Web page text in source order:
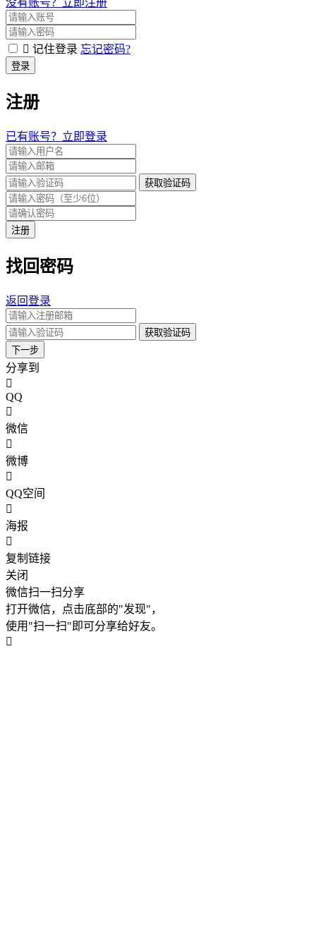
记住登录 忘记密码?
登录
注册
已有账号？立即登录
获取验证码
注册
找回密码
返回登录
获取验证码
下一步
分享到
QQ
微信
微博
QQ空间
海报
复制链接
关闭
微信扫一扫分享
打开微信，点击底部的"发现"，
使用"扫一扫"即可分享给好友。